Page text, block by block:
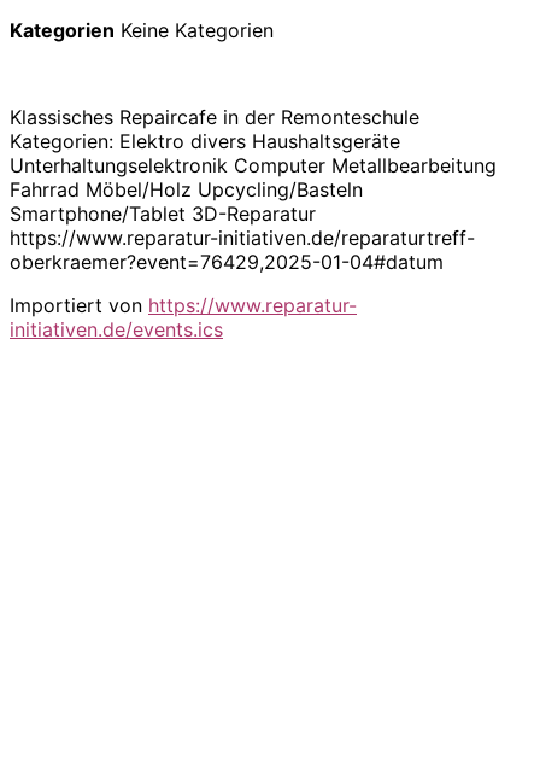
Kategorien Keine Kategorien
Klassisches Repaircafe in der Remonteschule
Kategorien: Elektro divers Haushaltsgeräte
Unterhaltungselektronik Computer Metallbearbeitung
Fahrrad Möbel/Holz Upcycling/Basteln
Smartphone/Tablet 3D-Reparatur
https://www.reparatur-initiativen.de/reparaturtreff-
oberkraemer?event=76429,2025-01-04#datum
Importiert von https://www.reparatur-
initiativen.de/events.ics